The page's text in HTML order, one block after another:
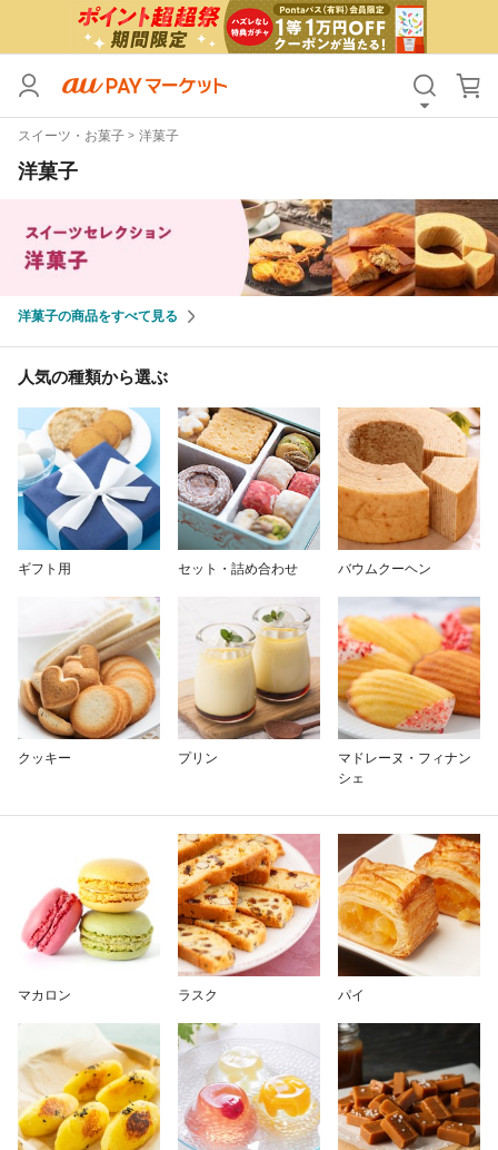
スイーツ・お菓子 洋菓子
洋菓子
洋菓子の商品をすべて見る
人気の種類から選ぶ
ギフト用 セット・詰め合わせ バウムクーヘン
クッキー プリン
マドレーヌ・フィナン
シェ
マカロン ラスク パイ
カテゴリ すべて
価格
すべて
その他の条件
タイムセール
サンキュー配送対象
キーワード
除外ワード